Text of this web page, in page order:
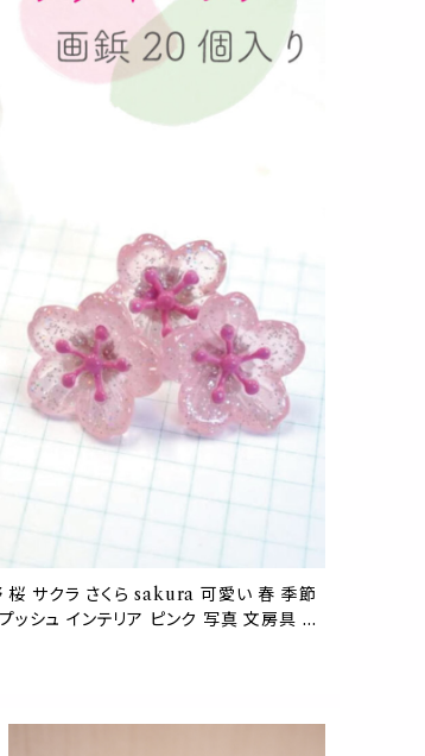
桜 サクラ さくら sakura 可愛い 春 季節
シュ インテリア ピンク 写真 文房具 事
部屋 コルク